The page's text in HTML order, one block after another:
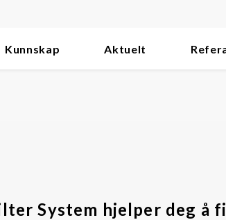
Kunnskap Aktuelt
System hjelper deg å